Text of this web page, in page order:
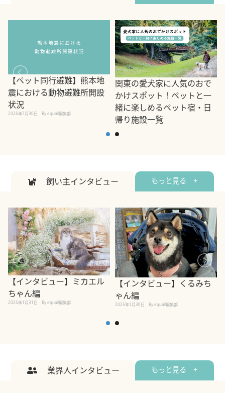
【ペット同行避難】熊本地
震における動物避難所開設
状況
2026年7月30日 By equall編集部
関東の愛犬家に人気のおで
かけスポット！ペットと一
緒に楽しめるペット宿・日
帰り施設一覧
飼い主インタビュー もっと見る +
【インタビュー】ミカエル
ちゃん編
2025年1月31日 By equall編集部
【インタビュー】くるみち
ゃん編
2025年1月30日 By equall編集部
業界人インタビュー もっと見る +